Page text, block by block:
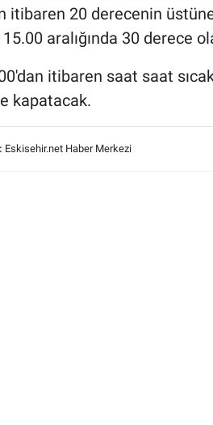
itibaren 20 derecenin
aralığında 30 derece
itibaren saat saat
kapatacak.
Eskisehir.net Haber Merkezi